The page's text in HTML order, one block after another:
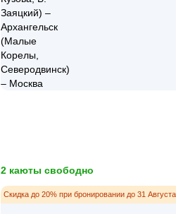
2 каюты свободно
Скидка до 20% при бронировании до 31 Августа